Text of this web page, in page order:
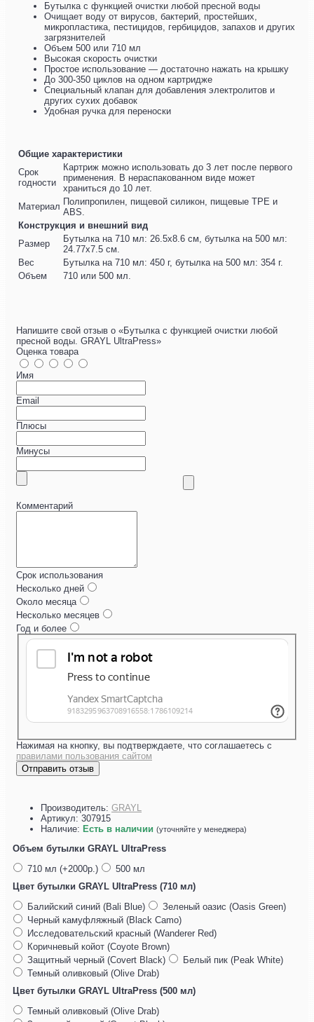
Бутылка с функцией очистки любой пресной воды
Очищает воду от вирусов, бактерий, простейших,
микропластика, пестицидов, гербицидов, запахов и других
загрязнителей
Объем 500 или 710 мл
Высокая скорость очистки
Простое использование — достаточно нажать на крышку
До 300-350 циклов на одном картридже
Специальный клапан для добавления электролитов и
других сухих добавок
Удобная ручка для переноски
Общие характеристики
Срок
годности
Картриж можно использовать до 3 лет после первого
применения. В нераспакованном виде может
храниться до 10 лет.
Материал Полипропилен, пищевой силикон, пищевые TPE и
ABS.
Конструкция и внешний вид
Размер
Бутылка на 710 мл: 26.5х8.6 см, бутылка на 500 мл:
24.77х7.5 см.
Вес
Бутылка на 710 мл: 450 г, бутылка на 500 мл: 354 г.
Объем
710 или 500 мл.
Напишите свой отзыв о «Бутылка с функцией очистки любой
пресной воды. GRAYL UltraPress»
Оценка товара
Имя
Email
Плюсы
Минусы
Комментарий
Срок использования
Несколько дней
Около месяца
Несколько месяцев
Год и более
Нажимая на кнопку, вы подтверждаете, что соглашаетесь с
правилами пользования сайтом
Отправить отзыв
Производитель: GRAYL
Артикул: 307915
Наличие: Есть в наличии (уточняйте у менеджера)
Объем бутылки GRAYL UltraPress
710 мл (+2000р.)
500 мл
Цвет бутылки GRAYL UltraPress (710 мл)
Балийский синий (Bali Blue)
Зеленый оазис (Oasis Green)
Черный камуфляжный (Black Camo)
Исследовательский красный (Wanderer Red)
Коричневый койот (Coyote Brown)
Защитный черный (Covert Black)
Белый пик (Peak White)
Темный оливковый (Olive Drab)
Цвет бутылки GRAYL UltraPress (500 мл)
Темный оливковый (Olive Drab)